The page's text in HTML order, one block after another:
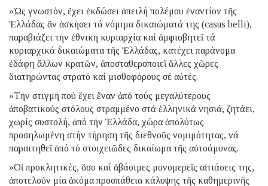
»Ὡς γνωστόν, ἔχει ἐκδώσει ἀπειλή πολέμου ἐναντίον τῆς
Ἑλλάδας ἄν ἀσκήσει τά νόμιμα δικαιώματά της (casus belli),
παραβιάζει τήν ἐθνική κυριαρχία καί ἀμφισβητεῖ τά
κυριαρχικά δικαιώματα τῆς Ἑλλάδας, κατέχει παράνομα
ἐδάφη ἄλλων κρατῶν, ἀποσταθεροποιεῖ ἄλλες χῶρες
διατηρώντας στρατό καί μισθοφόρους σέ αὐτές.
»Τήν στιγμή πού ἔχει ἕναν ἀπό τούς μεγαλύτερους
ἀποβατικούς στόλους στραμμένο στά ἑλληνικά νησιά, ζητάει,
χωρίς συστολή, ἀπό τήν Ἑλλάδα, χώρα ἀπολύτως
προσηλωμένη στήν τήρηση τῆς διεθνοῦς νομιμότητας, νά
παραιτηθεῖ ἀπό τό στοιχειῶδες δικαίωμα τῆς αὐτοάμυνας.
»Οἱ προκλητικές, ὅσο καί ἀβάσιμες μονομερεῖς αἰτιάσεις της,
ἀποτελοῦν μία ἀκόμα προσπάθεια κάλυψης τῆς καθημερινῆς